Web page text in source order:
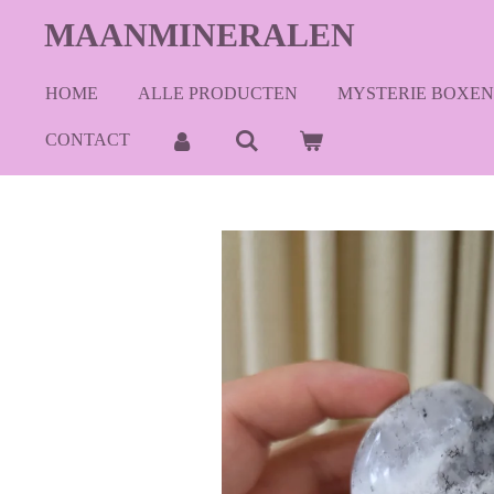
directMAANMINERALEN
HOME ALLE PRODUCTEN MYSTERIE BOXEN
CONTACT